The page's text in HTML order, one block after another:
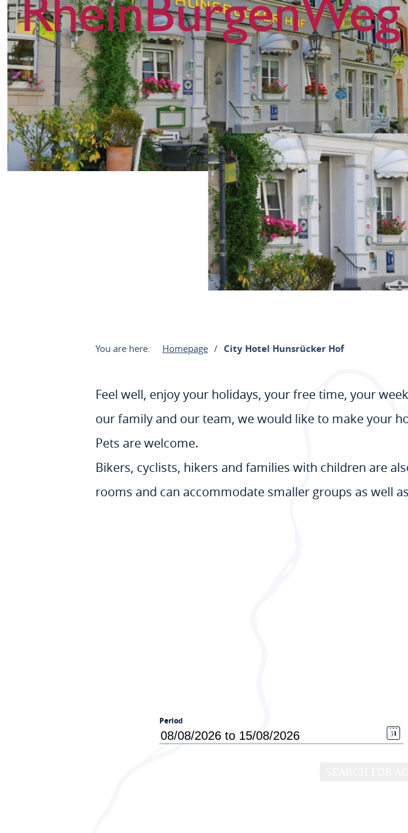
You are here: Homepage City Hotel Hunsrücker Hof
Feel well, enjoy your holidays, your free time, your
our family and our team, we would like to make your
Pets are welcome.
Bikers, cyclists, hikers and families with children are
rooms and can accommodate smaller groups as well
Period